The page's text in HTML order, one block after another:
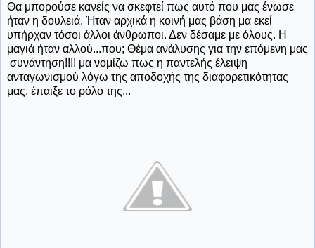
Θα μπορούσε κανείς να σκεφτεί πως αυτό που μας ένωσε
ήταν η δουλειά. Ήταν αρχικά η κοινή μας βάση μα εκεί
υπήρχαν τόσοι άλλοι άνθρωποι. Δεν δέσαμε με όλους. Η
μαγιά ήταν αλλού...που; Θέμα ανάλυσης για την επόμενη μας
συνάντηση!!!! μα νομίζω πως η παντελής έλειψη
ανταγωνισμού λόγω της αποδοχής της διαφορετικότητας
μας, έπαιξε το ρόλο της...